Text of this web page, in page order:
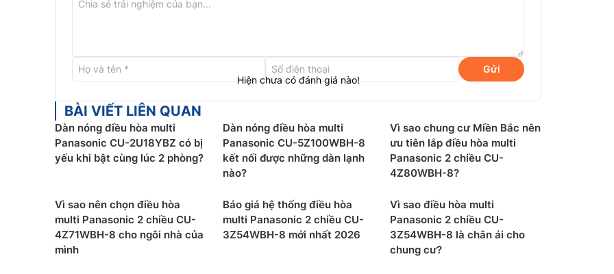
Công nghệ Nanoe X
những lợi ích của gốc hydroxyl giúp ức chế hiệu quả các chất ô nhiễm trên bề mặt và lơ lửng
trong không khí, đồng thời giảm các loại mùi thường gặp đem lại bầu không khí sạch sẽ và
trong lành.
Chế độ
™ có thể BẬT độc lập (mà không cần bật chế độ làm mát) với mức tiêu thụ
Gửi
Hiện chưa có đánh giá nào!
BÀI VIẾT LIÊN QUAN
Dàn nóng điều hòa multi
Panasonic CU-2U18YBZ có bị
yếu khi bật cùng lúc 2 phòng?
Dàn nóng điều hòa multi
Panasonic CU-5Z100WBH-8
kết nối được những dàn lạnh
nào?
Vì sao chung cư Miền Bắc nên
ưu tiên lắp điều hòa multi
Panasonic 2 chiều CU-
4Z80WBH-8?
Vì sao nên chọn điều hòa
multi Panasonic 2 chiều CU-
4Z71WBH-8 cho ngôi nhà của
mình
Báo giá hệ thống điều hòa
multi Panasonic 2 chiều CU-
3Z54WBH-8 mới nhất 2026
Vì sao điều hòa multi
Panasonic 2 chiều CU-
3Z54WBH-8 là chân ái cho
chung cư?